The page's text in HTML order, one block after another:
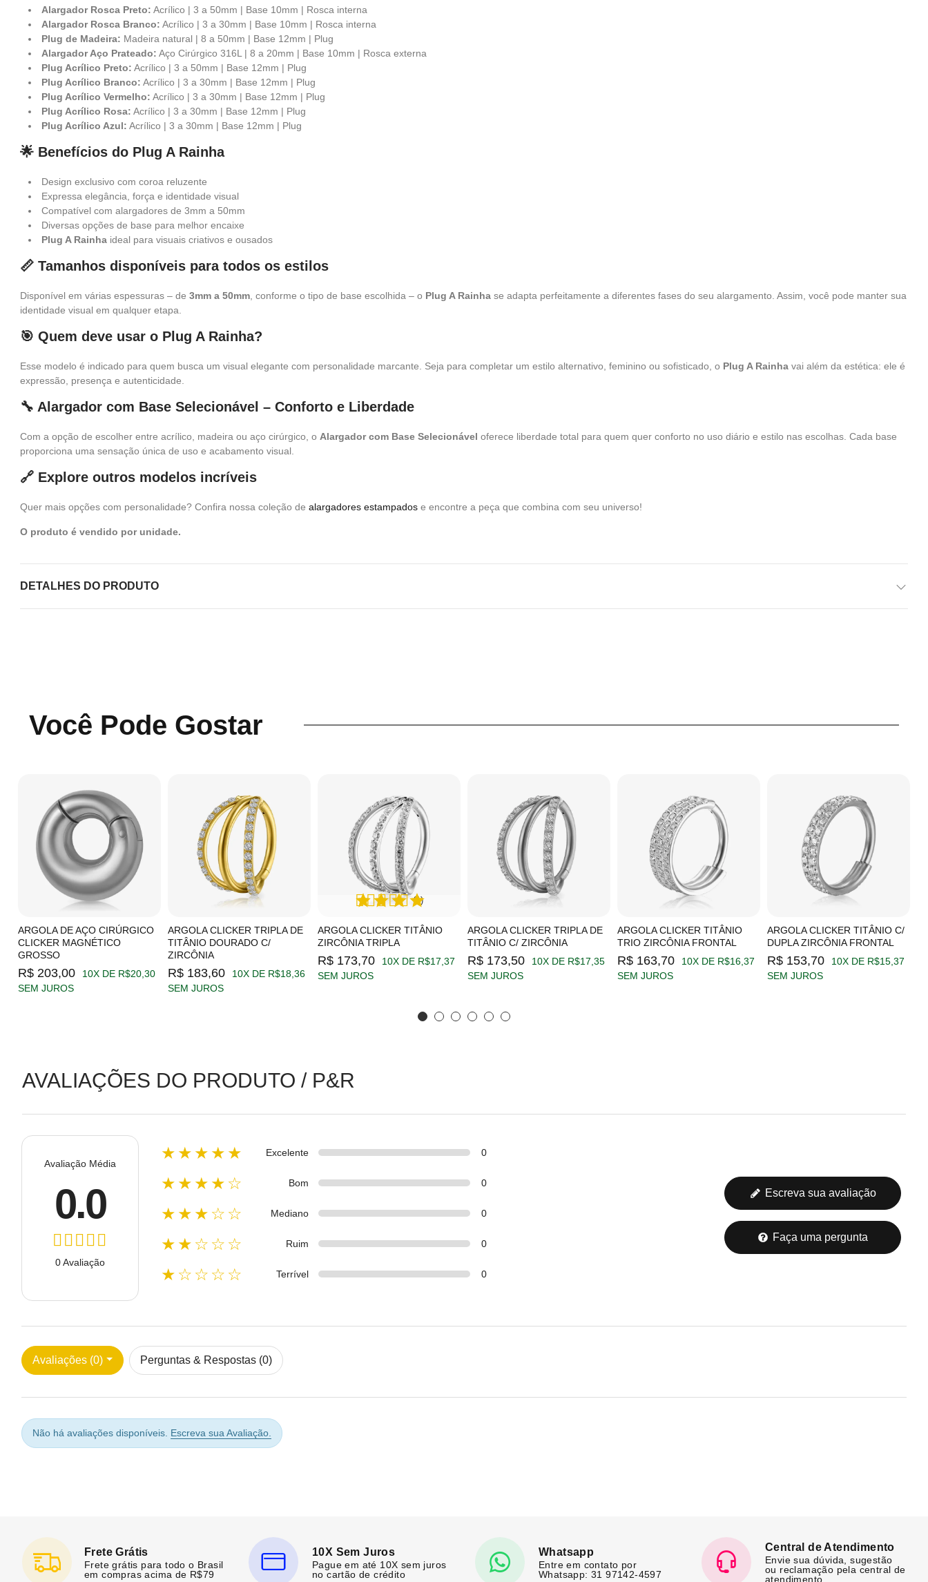
Alargador Rosca Preto: Acrílico | 3 a 50mm | Base 10mm | Rosca interna
Alargador Rosca Branco: Acrílico | 3 a 30mm | Base 10mm | Rosca interna
Plug de Madeira: Madeira natural | 8 a 50mm | Base 12mm | Plug
Alargador Aço Prateado: Aço Cirúrgico 316L | 8 a 20mm | Base 10mm | Rosca externa
Plug Acrílico Preto: Acrílico | 3 a 50mm | Base 12mm | Plug
Plug Acrílico Branco: Acrílico | 3 a 30mm | Base 12mm | Plug
Plug Acrílico Vermelho: Acrílico | 3 a 30mm | Base 12mm | Plug
Plug Acrílico Rosa: Acrílico | 3 a 30mm | Base 12mm | Plug
Plug Acrílico Azul: Acrílico | 3 a 30mm | Base 12mm | Plug
🌟 Benefícios do Plug A Rainha
Design exclusivo com coroa reluzente
Expressa elegância, força e identidade visual
Compatível com alargadores de 3mm a 50mm
Diversas opções de base para melhor encaixe
Plug A Rainha ideal para visuais criativos e ousados
📏 Tamanhos disponíveis para todos os estilos
Disponível em várias espessuras – de 3mm a 50mm , conforme o tipo de base escolhida – o Plug A Rainha se adapta perfeitamente a diferentes fases do seu alargamento. Assim, você pode manter sua
identidade visual em qualquer etapa.
🎯 Quem deve usar o Plug A Rainha?
Esse modelo é indicado para quem busca um visual elegante com personalidade marcante. Seja para completar um estilo alternativo, feminino ou sofisticado, o Plug A Rainha vai além da estética: ele é
expressão, presença e autenticidade.
🔧 Alargador com Base Selecionável – Conforto e Liberdade
Com a opção de escolher entre acrílico, madeira ou aço cirúrgico, o Alargador com Base Selecionável oferece liberdade total para quem quer conforto no uso diário e estilo nas escolhas. Cada base
proporciona uma sensação única de uso e acabamento visual.
🔗 Explore outros modelos incríveis
Quer mais opções com personalidade? Confira nossa coleção de alargadores estampados e encontre a peça que combina com seu universo!
O produto é vendido por unidade.
DETALHES DO PRODUTO
Você Pode Gostar
ARGOLA DE AÇO CIRÚRGICO
CLICKER MAGNÉTICO
GROSSO
R$ 203,00
10X DE R$20,30
SEM JUROS
ARGOLA CLICKER TRIPLA DE
TITÂNIO DOURADO C/
ZIRCÔNIA
R$ 183,60
10X DE R$18,36
SEM JUROS
ARGOLA CLICKER TITÂNIO
ZIRCÔNIA TRIPLA
(1)
R$ 173,70
10X DE R$17,37
SEM JUROS
ARGOLA CLICKER TRIPLA DE
TITÂNIO C/ ZIRCÔNIA
R$ 173,50
10X DE R$17,35
SEM JUROS
ARGOLA CLICKER TITÂNIO
TRIO ZIRCÔNIA FRONTAL
R$ 163,70
10X DE R$16,37
SEM JUROS
ARGOLA CLICKER TITÂNIO C/
DUPLA ZIRCÔNIA FRONTAL
R$ 153,70
10X DE R$15,37
SEM JUROS
AVALIAÇÕES DO PRODUTO / P&R
Avaliação Média
0.0
0 Avaliação
★★★★★ Excelente 0
★★★★☆ Bom 0
★★★☆☆ Mediano 0
★★☆☆☆ Ruim 0
★☆☆☆☆ Terrível 0
Escreva sua avaliação
Faça uma pergunta
Avaliações (0) Perguntas & Respostas (0)
Não há avaliações disponíveis. Escreva sua Avaliação.
Frete Grátis
Frete grátis para todo o Brasil
em compras acima de R$79
10X Sem Juros
Pague em até 10X sem juros
no cartão de crédito
Whatsapp
Entre em contato por
Whatsapp: 31 97142-4597
Central de Atendimento
Envie sua dúvida, sugestão
ou reclamação pela central de
atendimento.